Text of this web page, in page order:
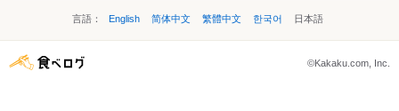
言語： English 简体中文 繁體中文 한국어 日本語
©Kakaku.com, Inc.